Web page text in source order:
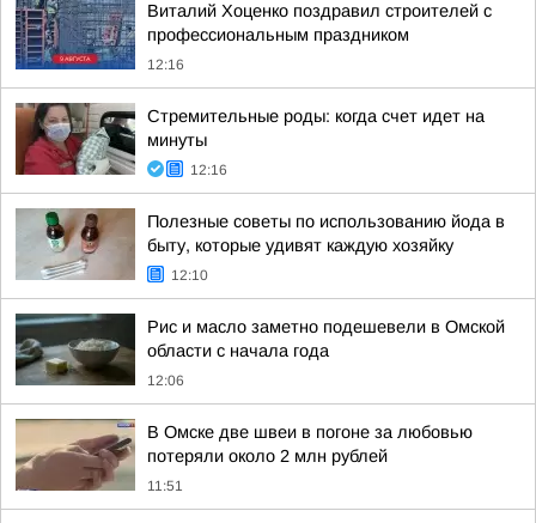
Виталий Хоценко поздравил строителей с
профессиональным праздником
12:16
Стремительные роды: когда счет идет на
минуты
12:16
Полезные советы по использованию йода в
быту, которые удивят каждую хозяйку
12:10
Рис и масло заметно подешевели в Омской
области с начала года
12:06
В Омске две швеи в погоне за любовью
потеряли около 2 млн рублей
11:51